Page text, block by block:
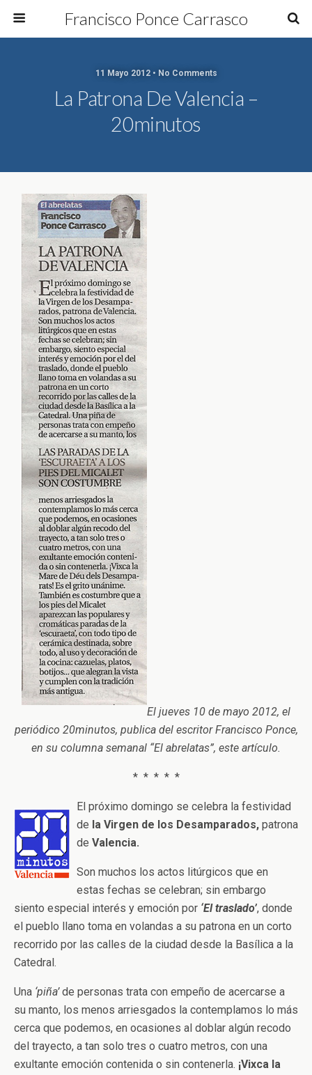
Francisco Ponce Carrasco
11 Mayo 2012 • No Comments
La Patrona De Valencia –
20minutos
El jueves 10 de mayo 2012, el
periódico 20minutos, publica del escritor Francisco Ponce,
en su columna semanal “El abrelatas”, este artículo.
* * * * *
El próximo domingo se celebra la festividad
de la Virgen de los Desamparados, patrona
de Valencia.
Son muchos los actos litúrgicos que en
estas fechas se celebran; sin embargo
siento especial interés y emoción por ‘El traslado’, donde
el pueblo llano toma en volandas a su patrona en un corto
recorrido por las calles de la ciudad desde la Basílica a la
Catedral.
Una ‘piña’de personas trata con empeño de acercarse a
su manto, los menos arriesgados la contemplamos lo más
cerca que podemos, en ocasiones al doblar algún recodo
del trayecto, a tan solo tres o cuatro metros, con una
exultante emoción contenida o sin contenerla. ¡Vixca la